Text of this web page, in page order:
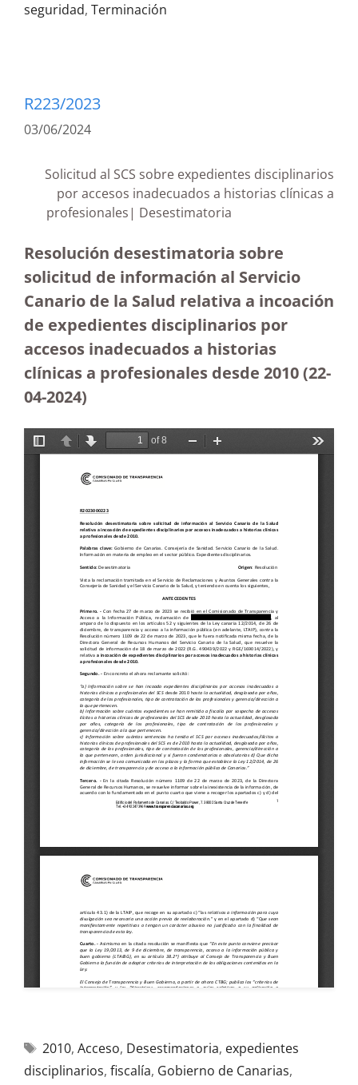
seguridad, Terminación
R223/2023
03/06/2024
Solicitud al SCS sobre expedientes disciplinarios
por accesos inadecuados a historias clínicas a
profesionales| Desestimatoria
Resolución desestimatoria sobre
solicitud de información al Servicio
Canario de la Salud relativa a incoación
de expedientes disciplinarios por
accesos inadecuados a historias
clínicas a profesionales desde 2010(22-
04-2024)
2010, Acceso, Desestimatoria, expedientes
disciplinarios, fiscalía, Gobierno de Canarias,